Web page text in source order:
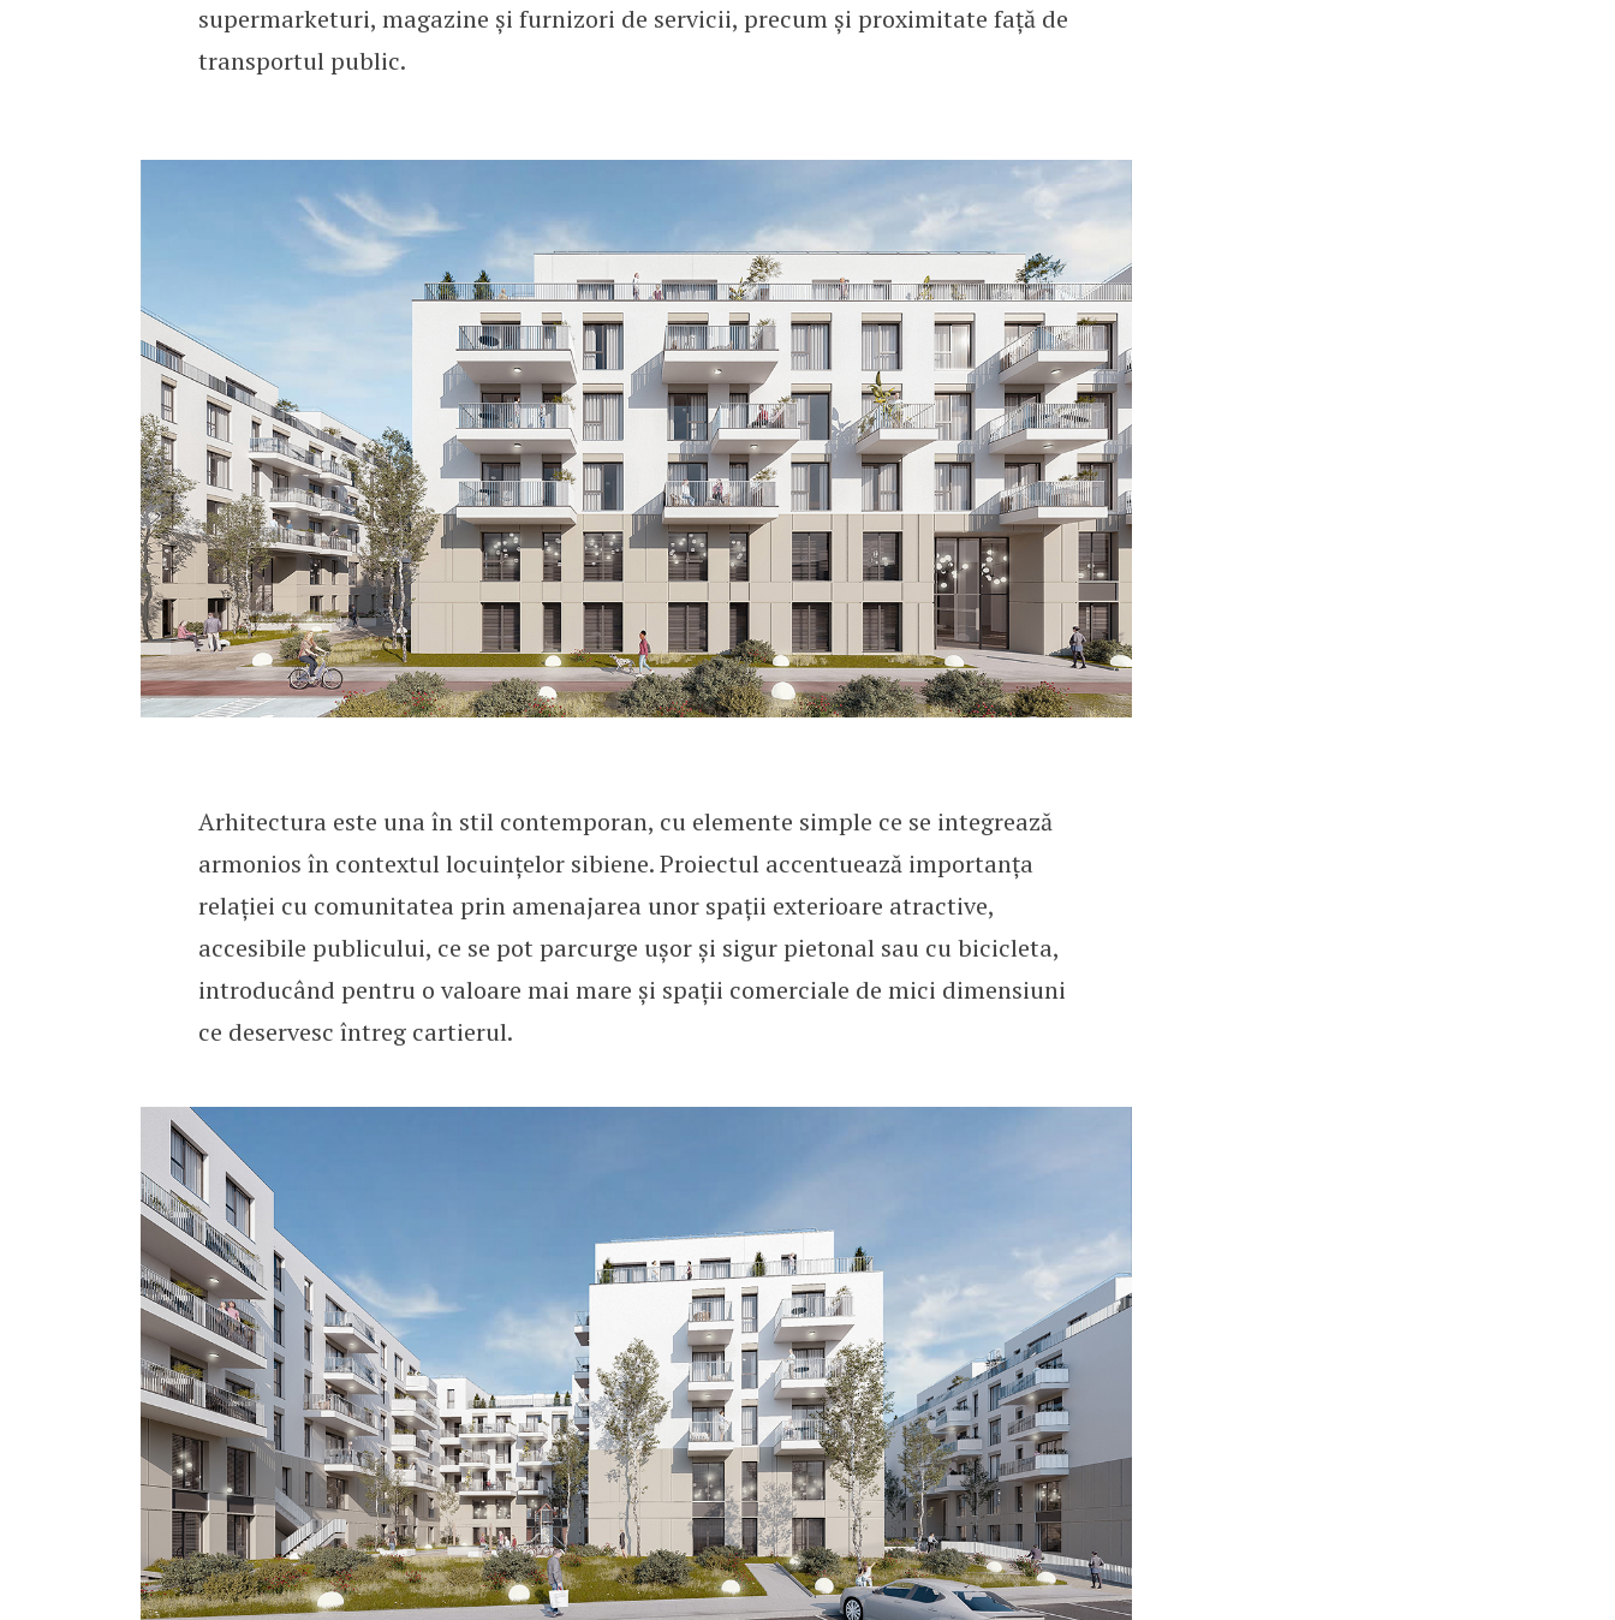
supermarketuri, magazine și furnizori de servicii, precum și proximitate față de
transportul public.
Arhitectura este una în stil contemporan, cu elemente simple ce se integrează
armonios în contextul locuințelor sibiene. Proiectul accentuează importanța
relației cu comunitatea prin amenajarea unor spații exterioare atractive,
accesibile publicului, ce se pot parcurge ușor și sigur pietonal sau cu bicicleta,
introducând pentru o valoare mai mare și spații comerciale de mici dimensiuni
ce deservesc întreg cartierul.